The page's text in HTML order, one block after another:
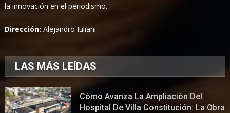
la innovación en el periodismo.
Dirección:Alejandro Iuliani
LAS MÁS LEÍDAS
Cómo Avanza La Ampliación Del
Hospital De Villa Constitución: La Obra